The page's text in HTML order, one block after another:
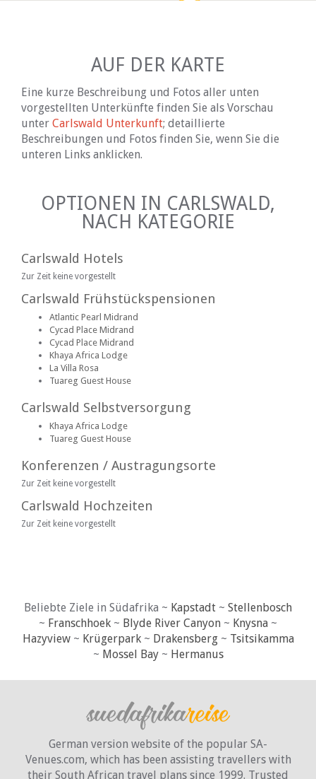
AUF DER KARTE
Eine kurze Beschreibung und Fotos aller unten
vorgestellten Unterkünfte finden Sie als Vorschau
unter Carlswald Unterkunft; detaillierte
Beschreibungen und Fotos finden Sie, wenn Sie die
unteren Links anklicken.
OPTIONEN IN CARLSWALD,
NACH KATEGORIE
Carlswald Hotels
Zur Zeit keine vorgestellt
Carlswald Frühstückspensionen
Atlantic Pearl Midrand
Cycad Place Midrand
Cycad Place Midrand
Khaya Africa Lodge
La Villa Rosa
Tuareg Guest House
Carlswald Selbstversorgung
Khaya Africa Lodge
Tuareg Guest House
Konferenzen / Austragungsorte
Zur Zeit keine vorgestellt
Carlswald Hochzeiten
Zur Zeit keine vorgestellt
Beliebte Ziele in Südafrika ~ Kapstadt ~ Stellenbosch
~ Franschhoek ~ Blyde River Canyon ~ Knysna ~
Hazyview~ Krügerpark~ Drakensberg~ Tsitsikamma
~ Mossel Bay~ Hermanus
German version website of the popular SA-
Venues.com, which has been assisting travellers with
their South African travel plans since 1999. Trusted